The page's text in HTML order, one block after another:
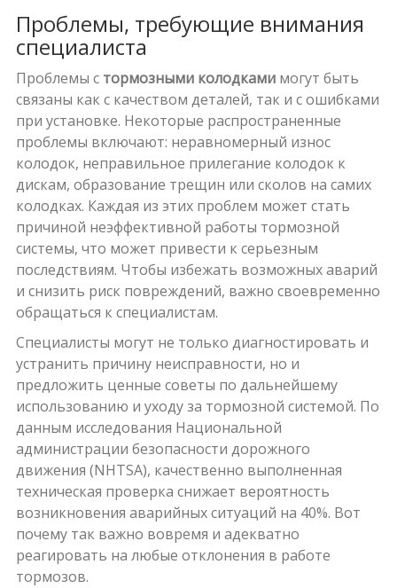
Проблемы, требующие внимания
специалиста
Проблемы с тормозными колодкамимогут быть
связаны как с качеством деталей, так и с ошибками
при установке. Некоторые распространенные
проблемы включают: неравномерный износ
колодок, неправильное прилегание колодок к
дискам, образование трещин или сколов на самих
колодках. Каждая из этих проблем может стать
причиной неэффективной работы тормозной
системы, что может привести к серьезным
последствиям. Чтобы избежать возможных аварий
и снизить риск повреждений, важно своевременно
обращаться к специалистам.
Специалисты могут не только диагностировать и
устранить причину неисправности, но и
предложить ценные советы по дальнейшему
использованию и уходу за тормозной системой. По
данным исследования Национальной
администрации безопасности дорожного
движения (NHTSA), качественно выполненная
техническая проверка снижает вероятность
возникновения аварийных ситуаций на 40%. Вот
почему так важно вовремя и адекватно
реагировать на любые отклонения в работе
тормозов.